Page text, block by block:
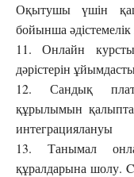
Оқытушы үшін
бойынша
11. Онлайн
дәрістерін
12. Сандық
құрылымын
интеграциялануы
13. Танымал
құралдарына шолу.